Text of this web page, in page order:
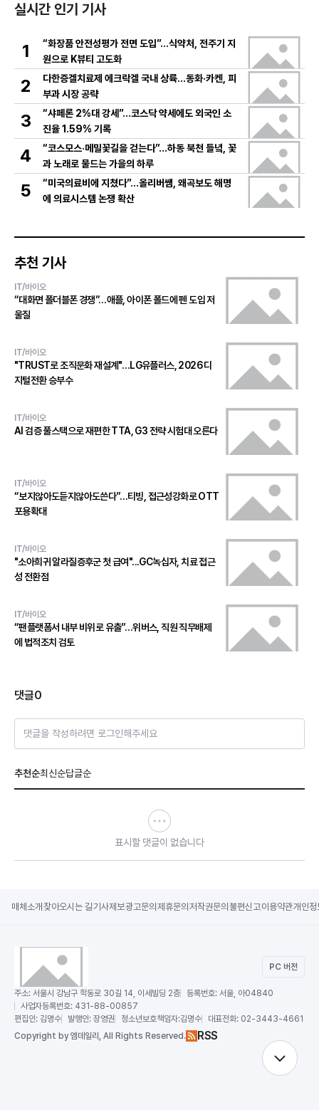
실시간 인기 기사
1
“화장품 안전성평가 전면 도입”…식약처, 전주기 지
원으로 K뷰티 고도화
2
다한증겔치료제 에크락겔 국내 상륙…동화·카켄, 피
부과 시장 공략
3
“샤페론 2%대 강세”…코스닥 약세에도 외국인 소
진율 1.59% 기록
4
“코스모스·메밀꽃길을 걷는다”…하동 북천 들녘, 꽃
과 노래로 물드는 가을의 하루
5
“미국의료비에 지쳤다”…올리버쌤, 왜곡보도 해명
에 의료시스템 논쟁 확산
추천 기사
IT/바이오
“대화면 폴더블폰 경쟁”…애플, 아이폰 폴드에 펜 도입 저
울질
IT/바이오
"TRUST로 조직문화 재설계"…LG유플러스, 2026 디
지털전환 승부수
IT/바이오
AI 검증 풀스택으로 재편한 TTA, G3 전략 시험대 오른다
IT/바이오
“보지않아도듣지않아도쓴다”…티빙, 접근성강화로 OTT
포용확대
IT/바이오
"소아희귀 알라질증후군 첫 급여"...GC녹십자, 치료 접근
성 전환점
IT/바이오
“팬플랫폼서 내부 비위로 유출”…위버스, 직원 직무배제
에 법적조치 검토
댓글0
댓글을 작성하려면 로그인해주세요
추천순최신순답글순
표시할 댓글이 없습니다
매체소개 찾아오시는 길기사제보광고문의 제휴문의 저작권문의 불편신고이용약관개인정
PC 버전
주소: 서울시 강남구 학동로 30길 14, 이세빌딩 2층 등록번호: 서울, 아04840
사업자등록번호: 431-88-00857
편집인: 김명수 발행인: 장영권 청소년보호책임자:김명수 대표전화: 02-3443-4661
Copyright by 엠데일리, All Rights Reserved. RSS